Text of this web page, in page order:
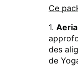
Ce
1.
des
de